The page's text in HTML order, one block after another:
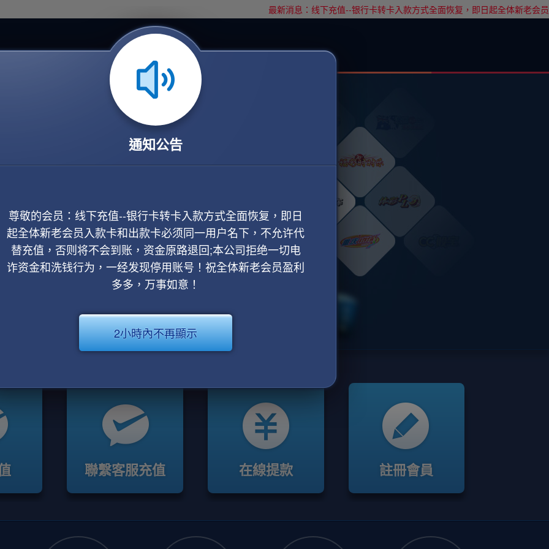
最新消息：线下充值--银行卡转卡入款方式全面恢复，即日起全体新老会
聯繫客服充值 在線提款 註冊會員
通知公告
尊敬的会员：线下充值--银行卡转卡入款方式全面恢复，即日
起全体新老会员入款卡和出款卡必须同一用户名下，不允许代
替充值，否则将不会到账，资金原路退回;本公司拒绝一切电
诈资金和洗钱行为，一经发现停用账号！祝全体新老会员盈利
多多，万事如意！
2小時內不再顯示